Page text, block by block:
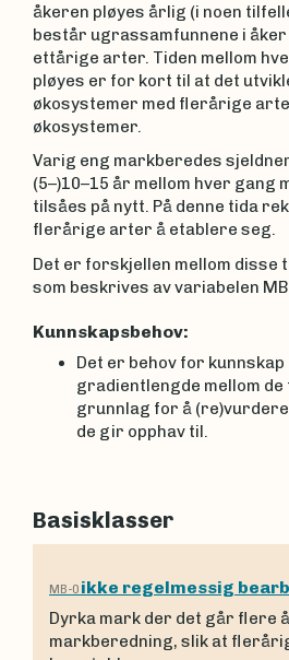
åkeren pløyes årlig (i noen
består ugrassamfunnene i
ettårige arter. Tiden mellom
pløyes er for kort til at det
økosystemer med flerårige
økosystemer.
Varig eng markberedes
(5–)10–15 år mellom hver gang
tilsåes på nytt. På denne tida
flerårige arter å etablere seg.
Det er forskjellen mellom
som beskrives av variabelen
Kunnskapsbehov:
Det er behov for
gradientlengde mellom de
grunnlag for å
de gir opphav til.
Basisklasser
MB-0 ikke regelmessig
Dyrka mark der det går flere
markberedning, slik at